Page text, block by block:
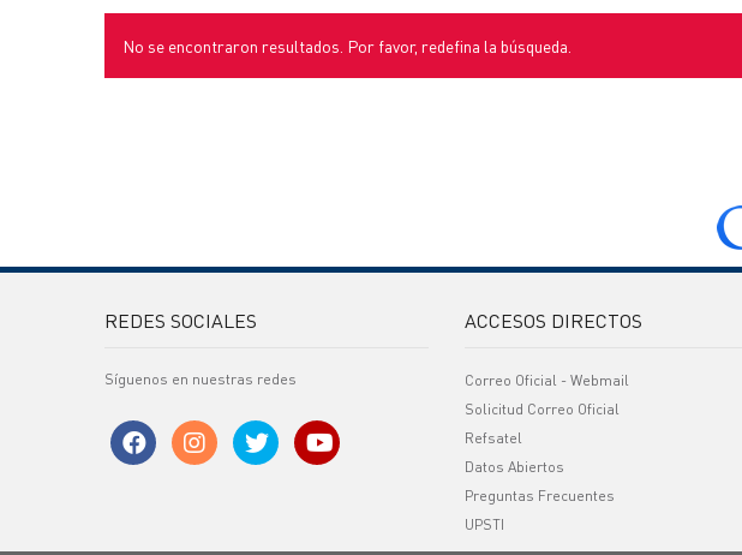
No se encontraron resultados. Por favor, redefina la búsqueda.
REDES SOCIALES
Síguenos en nuestras redes
ACCESOS DIRECTOS
Correo Oficial - Webmail
Solicitud Correo Oficial
Refsatel
Datos Abiertos
Preguntas Frecuentes
UPSTI